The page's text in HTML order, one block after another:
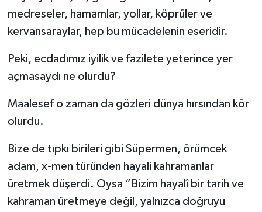
medreseler, hamamlar, yollar, köprüler ve
kervansaraylar, hep bu mücadelenin eseridir.
Peki, ecdadımız iyilik ve fazilete yeterince yer
açmasaydı ne olurdu?
Maalesef o zaman da gözleri dünya hırsından kör
olurdu.
Bize de tıpkı birileri gibi Süpermen, örümcek
adam, x-men türünden hayali kahramanlar
üretmek düşerdi. Oysa “Bizim hayalî bir tarih ve
kahraman üretmeye değil, yalnızca doğruyu
Erzurum Müftülüğü
Eskişehir Müftülüğü
Giresun Müftülüğü
Gümüşhane Müftülüğü
Hakkari Müftülüğü